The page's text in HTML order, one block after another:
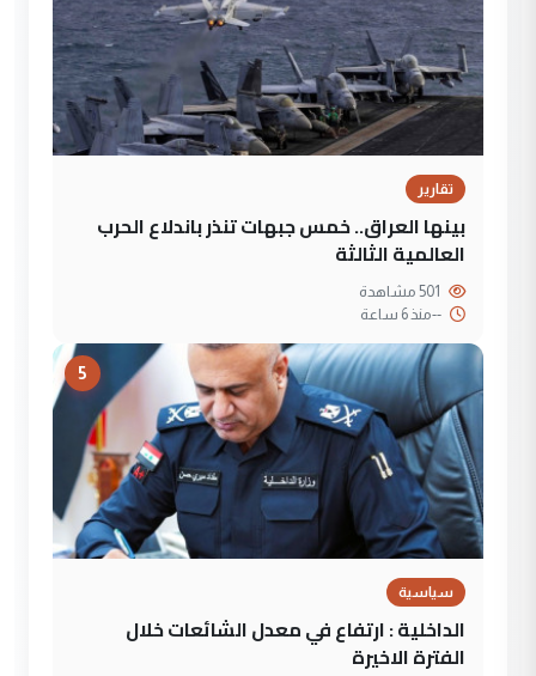
تقارير
بينها العراق.. خمس جبهات تنذر باندلاع الحرب
العالمية الثالثة
--منذ 6 ساعة
5
سياسية
الداخلية : ارتفاع في معدل الشائعات خلال
الفترة الاخيرة